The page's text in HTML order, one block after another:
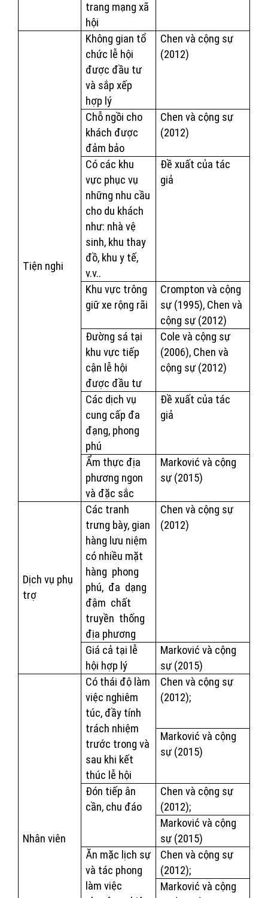
trang mạng xã
hội
Tiện nghi
Không gian tổ
chức lễ hội
được đầu tư
và sắp xếp
hợp lý
Chen và cộng sự
(2012)
Chỗ ngồi cho
khách được
đảm bảo
Chen và cộng sự
(2012)
Có các khu
vực phục vụ
những nhu cầu
cho du khách
như: nhà vệ
sinh, khu thay
đồ, khu y tế,
v.v..
Đề xuất của tác
giả
Khu vực trông
giữ xe rộng rãi
Crompton và cộng
sự (1995), Chen và
cộng sự (2012)
Đường sá tại
khu vực tiếp
cận lễ hội
được đầu tư
Cole và cộng sự
(2006), Chen và
cộng sự (2012)
Các dịch vụ
cung cấp đa
đạng, phong
phú
Đề xuất của tác
giả
Ẩm thực địa
phương ngon
và đặc sắc
Marković và cộng
sự (2015)
Dịch vụ phụ
trợ
Các tranh
trưng bày, gian
hàng lưu niệm
có nhiều mặt
hàng phong
phú, đa dạng
đậm chất
truyền thống
địa phương
Chen và cộng sự
(2012)
Giá cả tại lễ
hội hợp lý
Marković và cộng
sự (2015)
Nhân viên
Có thái độ làm
việc nghiêm
túc, đầy tính
trách nhiệm
trước trong và
sau khi kết
thúc lễ hội
Chen và cộng sự
(2012);
Marković và cộng
sự (2015)
Đón tiếp ân
cần, chu đáo
Chen và cộng sự
(2012);
Marković và cộng
sự (2015)
Ăn mặc lịch sự
và tác phong
làm việc
Chen và cộng sự
(2012);
Marković và cộng